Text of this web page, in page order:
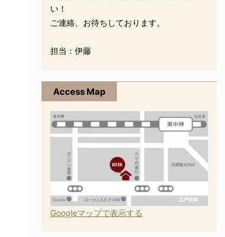
い！
ご連絡、お待ちしております。
担当：伊藤
Access Map
Googleマップで表示する